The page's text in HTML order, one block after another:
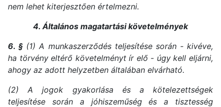
nem lehet kiterjesztően értelmezni.
4. Általános magatartási követelmények
6. § (1) A munkaszerződés teljesítése során - kivéve,
ha törvény eltérő követelményt ír elő - úgy kell eljárni,
ahogy az adott helyzetben általában elvárható.
(2) A jogok gyakorlása és a kötelezettségek
teljesítése során a jóhiszeműség és a tisztesség